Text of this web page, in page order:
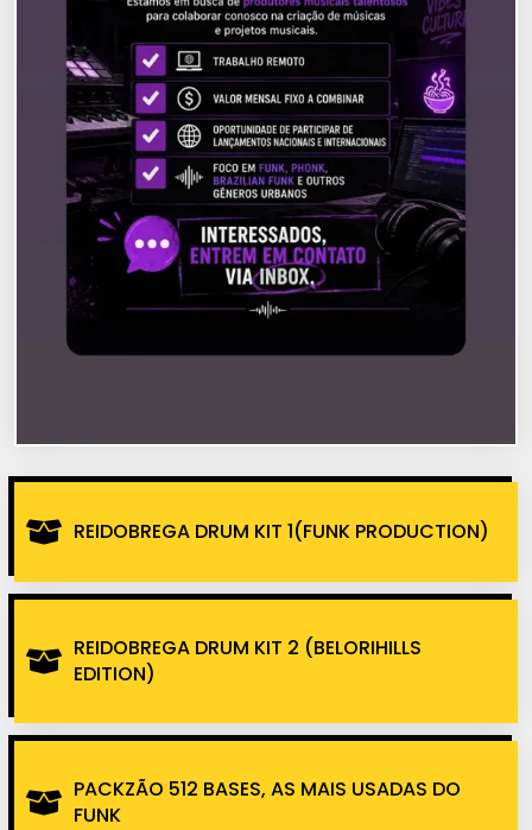
REIDOBREGA DRUM KIT 1(FUNK PRODUCTION)
REIDOBREGA DRUM KIT 2 (BELORIHILLS
EDITION)
PACKZÃO 512 BASES, AS MAIS USADAS DO
FUNK